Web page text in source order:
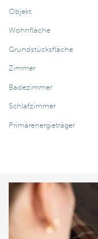
Objekt
Wohnfläche
Grundstücksfläche
Zimmer
Badezimmer
Schlafzimmer
Primärenergieträger